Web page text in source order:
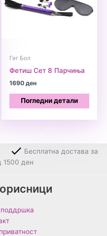
Гег Бол
Фетиш Сет 8 Парчиња
1690ден
Погледни детали
Бесплатна достава за
1500 ден